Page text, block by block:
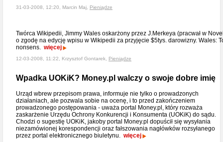
31-03-2008, 12:20, Marcin Maj, Pieniądze
Twórca Wikipedii, Jimmy Wales oskarżony przez J.Merkeya (pracwał w
o zgodę na edycję wpisu w Wikipedii za przyjęcie $5tys. darowizny. Wales:
nonsens. więcej
12-03-2008, 11:22, Krzysztof Gontarek, Pieniądze
Wpadka UOKiK? Money.pl walczy o swoje dobre imię
Urząd wbrew przepisom prawa, informuje nie tylko o prowadzonych
działaniach, ale pozwala sobie na ocenę, i to przed zakończeniem
prowadzonego postępowania - uważa portal Money.pl, który rozważa
zaskarżenie Urzędu Ochrony Konkurencji i Konsumenta (UOKiK) do sądu.
Chodzi o sugestię UOKiK, jakoby portal Money.pl dopuścił się wysyłania
niezamówionej korespondencji oraz fałszowania nagłówków rozsyłanego
przez portal elektronicznego biuletynu. więcej